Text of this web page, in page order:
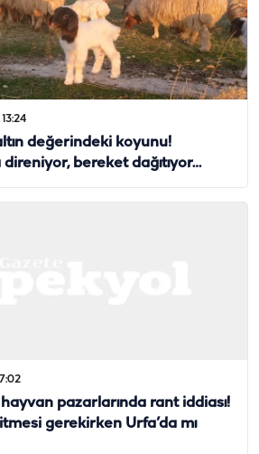
değerindeki koyunu!
direniyor, bereket dağıtıyor…
pazarlarında rant iddiası!
gerekirken Urfa’da mı